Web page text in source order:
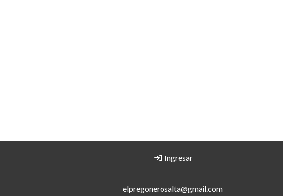
Ingresar
elpregonerosalta@gmail.com